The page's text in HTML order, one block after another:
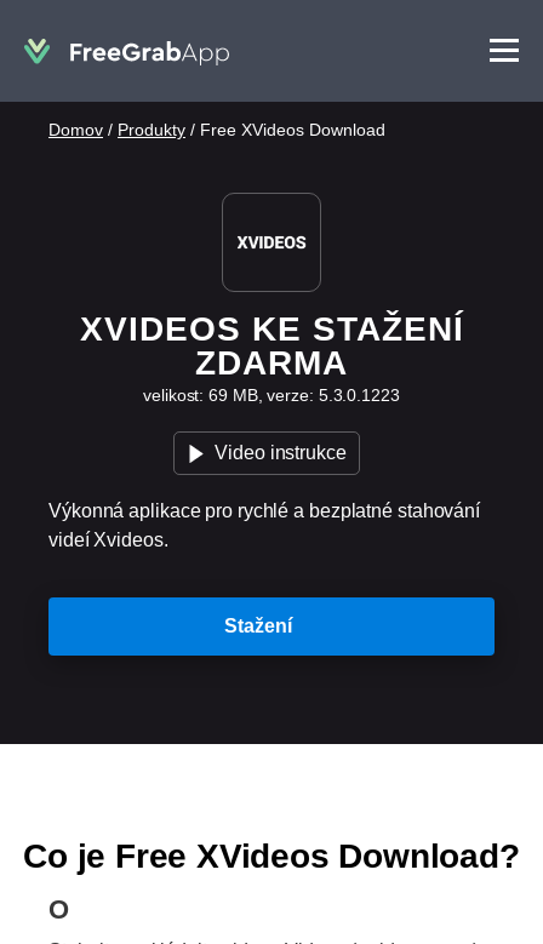
Domov / Produkty / Free XVideos Download
XVIDEOS KE STAŽENÍ
ZDARMA
velikost: 69 MB, verze: 5.3.0.1223
Video instrukce
Výkonná aplikace pro rychlé a bezplatné stahování
videí Xvideos.
Stažení
Co je Free XVideos Download?
O